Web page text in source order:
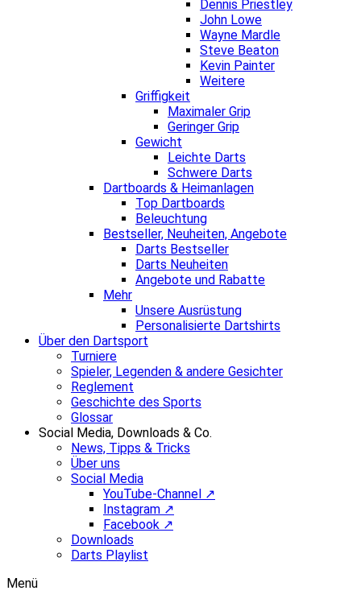
Dennis Priestley
John Lowe
Wayne Mardle
Steve Beaton
Kevin Painter
Weitere
Griffigkeit
Maximaler Grip
Geringer Grip
Gewicht
Leichte Darts
Schwere Darts
Dartboards & Heimanlagen
Top Dartboards
Beleuchtung
Bestseller, Neuheiten, Angebote
Darts Bestseller
Darts Neuheiten
Angebote und Rabatte
Mehr
Unsere Ausrüstung
Personalisierte Dartshirts
Über den Dartsport
Turniere
Spieler, Legenden & andere Gesichter
Reglement
Geschichte des Sports
Glossar
Social Media, Downloads & Co.
News, Tipps & Tricks
Über uns
Social Media
YouTube-Channel ↗
Instagram ↗
Facebook ↗
Downloads
Darts Playlist
Menü